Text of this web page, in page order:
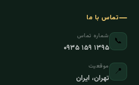
تماس با ما
📞 شماره تماس
۰۹۳۵ ۱۵۹ ۱۳۹۵
📍 موقعیت
تهران، ایران